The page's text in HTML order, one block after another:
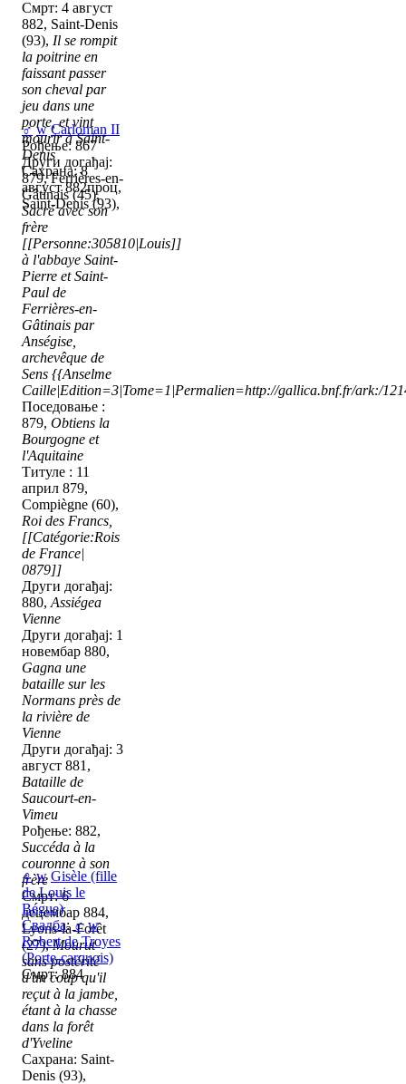
Смрт: 4 август
882, Saint-Denis
(93), Il se rompit
la poitrine en
faissant passer
son cheval par
jeu dans une
porte, et vint
mourir à Saint-
Denis
Сахрана: 8
август 882проц,
Saint-Denis (93),
♂ w Carloman II
Рођење: 867
Други догађај:
879, Ferrières-en-
Gâtinais (45),
Sacré avec son
frère
[[Personne:305810|Louis]]
à l'abbaye Saint-
Pierre et Saint-
Paul de
Ferrières-en-
Gâtinais par
Anségise,
archevêque de
Sens {{Anselme
Caille|Edition=3|Tome=1|Permalien=http://gallica.bnf.fr/ark:/
Поседовање :
879, Obtiens la
Bourgogne et
l'Aquitaine
Титуле : 11
април 879,
Compiègne (60),
Roi des Francs,
[[Catégorie:Rois
de France|
0879]]
Други догађај:
880, Assiégea
Vienne
Други догађај: 1
новембар 880,
Gagna une
bataille sur les
Normans près de
la rivière de
Vienne
Други догађај: 3
август 881,
Bataille de
Saucourt-en-
Vimeu
Рођење: 882,
Succéda à la
couronne à son
frère
Смрт: 6
децембар 884,
Lyons-la-Forêt
(27),Mourut
sans postérité
d'un coup qu'il
reçut à la jambe,
étant à la chasse
dans la forêt
d'Yveline
Сахрана: Saint-
Denis (93),
♀ w Gisèle (fille
de Louis le
Bégue)
Свадба:♂ w
Robert de Troyes
(Porte-carquois)
Смрт: 884